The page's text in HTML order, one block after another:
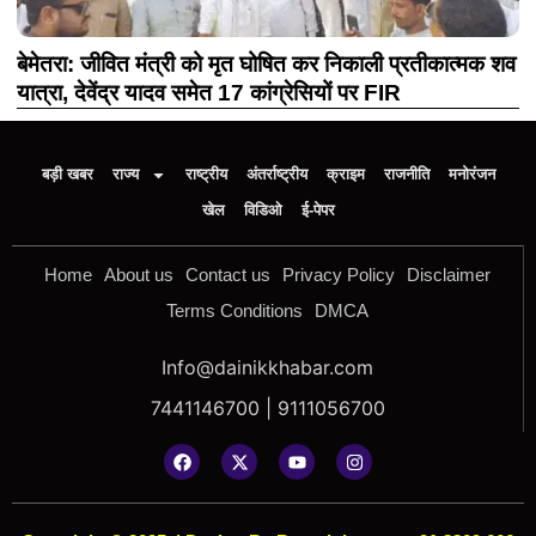
बेमेतरा: जीवित मंत्री को मृत घोषित कर निकाली प्रतीकात्मक शव
यात्रा, देवेंद्र यादव समेत 17 कांग्रेसियों पर FIR
बड़ी खबर राज्य राष्ट्रीय अंतर्राष्ट्रीय क्राइम राजनीति
मनोरंजन
खेल
विडिओ ई-पेपर
Home About us Contact us Privacy Policy
Disclaimer
Terms Conditions
DMCA
Info@dainikkhabar.com
7441146700 | 9111056700